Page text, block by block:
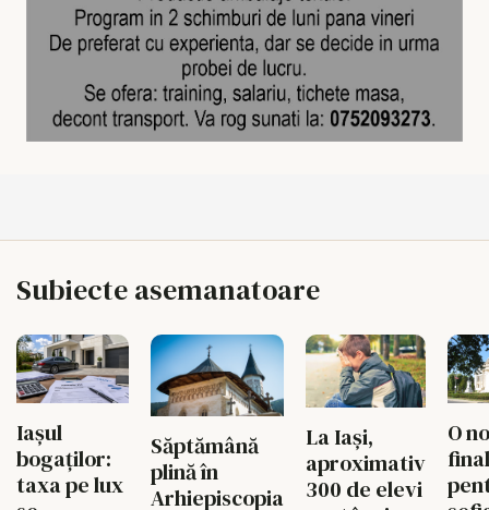
Subiecte asemanatoare
Iașul
bogaților:
taxa pe lux
Săptămână
plină în
Arhiepiscopia
La Iași,
aproximativ
300 de elevi
O